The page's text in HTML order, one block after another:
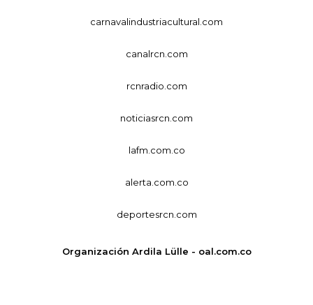
carnavalindustriacultural.com
canalrcn.com
rcnradio.com
noticiasrcn.com
lafm.com.co
alerta.com.co
deportesrcn.com
Organización Ardila Lülle - oal.com.co